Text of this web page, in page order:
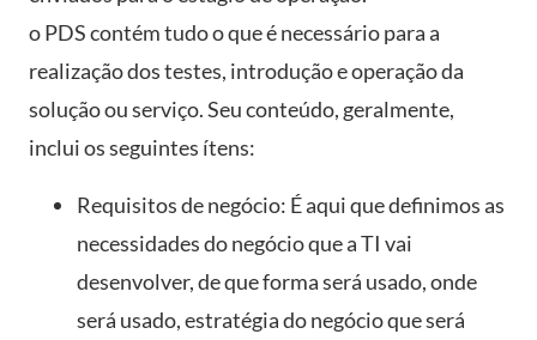
o PDS contém tudo o que é necessário para a
realização dos testes, introdução e operação da
solução ou serviço. Seu conteúdo, geralmente,
inclui os seguintes ítens:
Requisitos de negócio: É aqui que definimos as
necessidades do negócio que a TI vai
desenvolver, de que forma será usado, onde
será usado, estratégia do negócio que será